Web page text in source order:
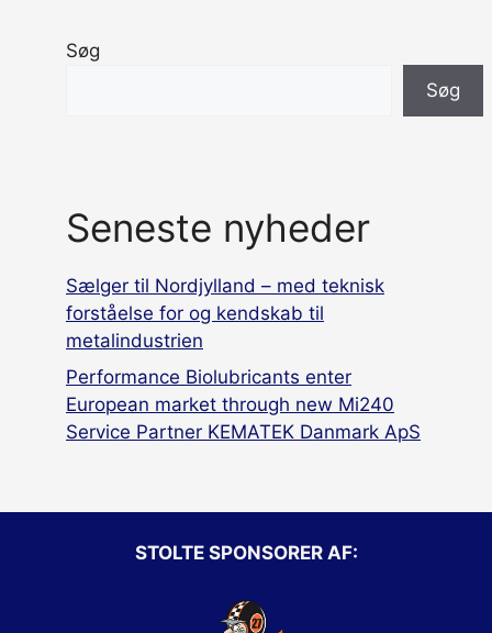
Søg
Søg
Seneste nyheder
Sælger til Nordjylland – med teknisk
forståelse for og kendskab til
metalindustrien
Performance Biolubricants enter
European market through new Mi240
Service Partner KEMATEK Danmark ApS
STOLTE SPONSORER AF: